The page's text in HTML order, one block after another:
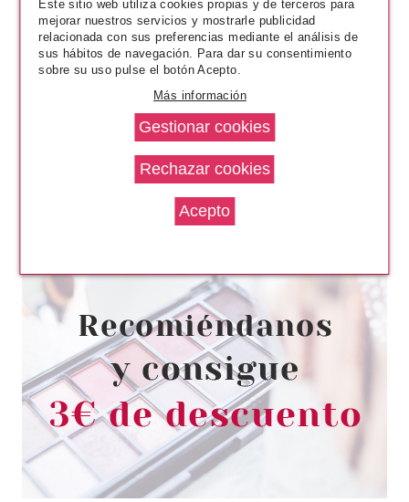
ESSENCE
-10%
desde
3.40€
Este sitio web utiliza cookies propias y de terceros para
mejorar nuestros servicios y mostrarle publicidad
relacionada con sus preferencias mediante el análisis de
sus hábitos de navegación. Para dar su consentimiento
sobre su uso pulse el botón Acepto.
Más información